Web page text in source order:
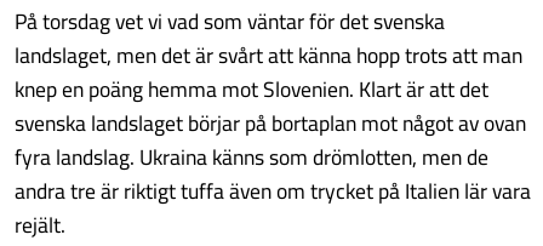
På torsdag vet vi vad som väntar för det svenska
landslaget, men det är svårt att känna hopp trots att man
knep en poäng hemma mot Slovenien. Klart är att det
svenska landslaget börjar på bortaplan mot något av ovan
fyra landslag. Ukraina känns som drömlotten, men de
andra tre är riktigt tuffa även om trycket på Italien lär vara
rejält.